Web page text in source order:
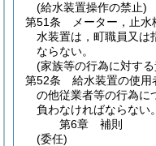
(給水装置操作の禁止)
第51条
メーター，止
水装置は，町職員又は
ならない。
(家族等の行為に対す
第52条
給水装置の使用
の他従業者等の行為に
負わなければならない。
第6章
補則
(委任)